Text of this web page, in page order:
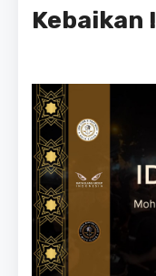
Kebaikan !